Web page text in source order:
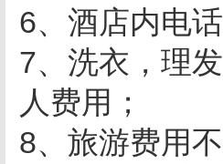
6、酒店内电
7、洗衣，理
人费用；
8、旅游费用